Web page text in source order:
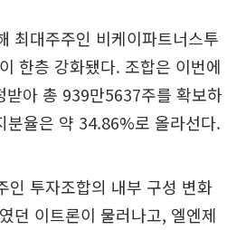
최대주주인 비케이파트너스투
한층 강화됐다. 조합은 이번에
아 총 939만5637주를 확보하
분율은 약 34.86%로 올라선다.
인 투자조합의 내부 구성 변화
던 이트론이 물러나고, 엘엔제